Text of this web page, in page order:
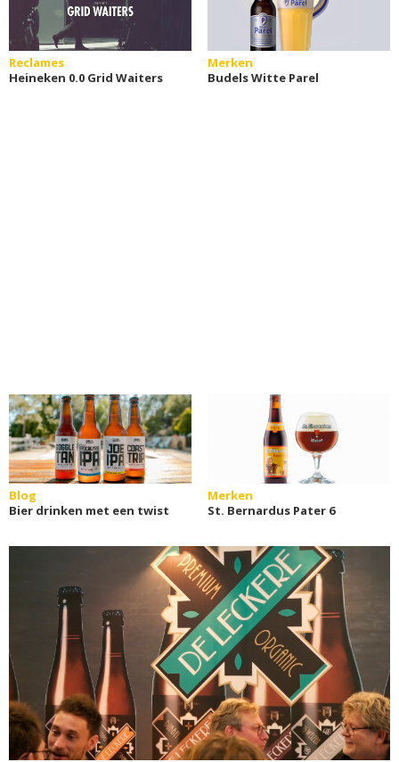
Reclames
Heineken 0.0 Grid Waiters
Merken
Budels Witte Parel
Blog
Bier drinken met een twist
Merken
St. Bernardus Pater 6